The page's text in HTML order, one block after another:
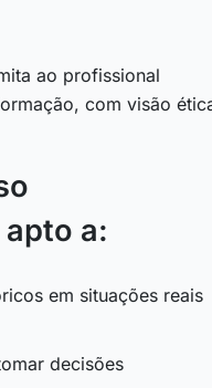
ao profissional
com visão
a:
em situações reais
decisões